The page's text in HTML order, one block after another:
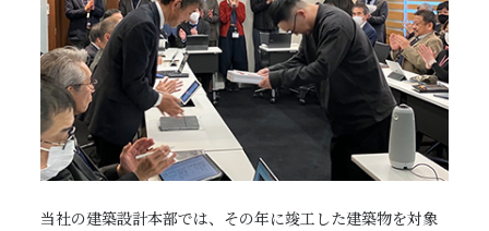
当社の建築設計本部では、その年に竣工した建築物を対象